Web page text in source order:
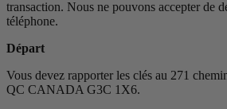
transaction. Nous ne pouvons accepter de
téléphone.
Départ
Vous devez rapporter les clés au 271
QC CANADA G3C 1X6.